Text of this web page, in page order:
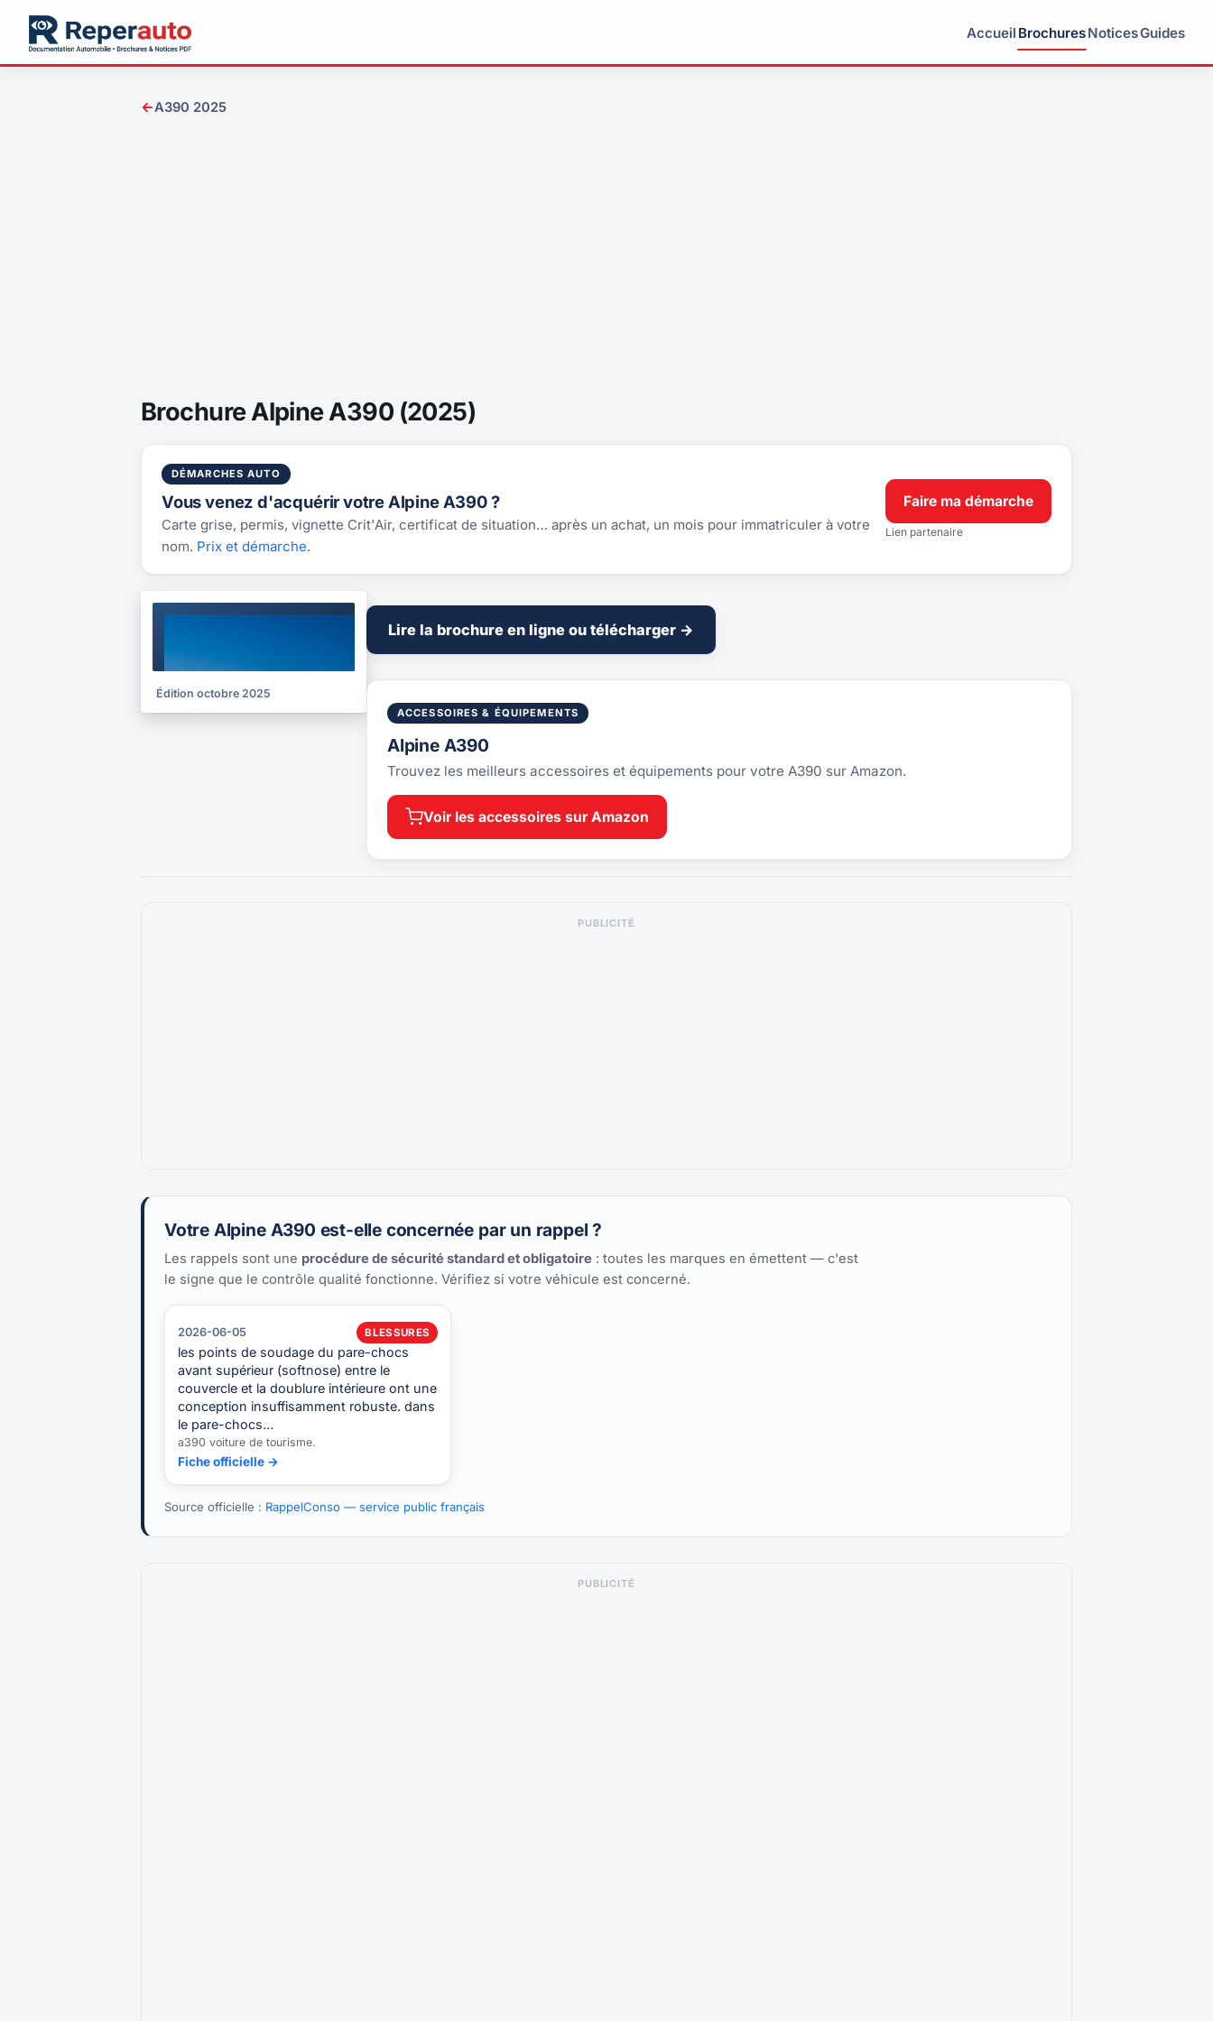
Accueil BrochuresNoticesGuides
←A390 2025
Brochure Alpine A390 (2025)
DÉMARCHES AUTO
Vous venez d'acquérir votre Alpine A390 ?
Carte grise, permis, vignette Crit'Air, certificat de situation… après un achat, un mois pour immatriculer à votre
nom. Prix et démarche.
Faire ma démarche
Lien partenaire
Édition octobre 2025
Lire la brochure en ligne ou télécharger →
ACCESSOIRES & ÉQUIPEMENTS
Alpine A390
Trouvez les meilleurs accessoires et équipements pour votre A390 sur Amazon.
Voir les accessoires sur Amazon
PUBLICITÉ
Votre Alpine A390 est-elle concernée par un rappel ?
Les rappels sont une procédure de sécurité standard et obligatoire : toutes les marques en émettent — c'est
le signe que le contrôle qualité fonctionne. Vérifiez si votre véhicule est concerné.
2026-06-05 BLESSURES
les points de soudage du pare-chocs
avant supérieur (softnose) entre le
couvercle et la doublure intérieure ont une
conception insuffisamment robuste. dans
le pare-chocs…
a390 voiture de tourisme.
Fiche officielle →
Source officielle : RappelConso — service public français
PUBLICITÉ